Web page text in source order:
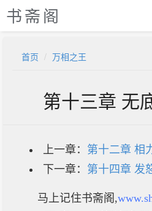
书斋阁
首页 万相之王
第十三章 无
上一章： 第十二章 相
下一章： 第十四章 发
马上记住书斋阁,